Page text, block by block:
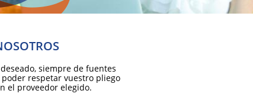
siempre de fuentes
respetar vuestro pliego
el proveedor elegido.